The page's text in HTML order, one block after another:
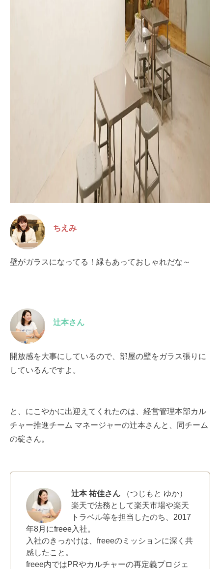
ちえみ
壁がガラスになってる！緑もあっておしゃれだな～
辻本さん
開放感を大事にしているので、部屋の壁をガラス張りに
しているんですよ。
と、にこやかに出迎えてくれたのは、経営管理本部カル
チャー推進チーム マネージャーの辻本さんと、同チーム
の碇さん。
辻本 祐佳さん
（つじもと ゆか）
楽天で法務として楽天市場や楽天
トラベル等を担当したのち、2017
年8月にfreee入社。
入社のきっかけは、freeeのミッションに深く共
感したこと。
freee内ではPRやカルチャーの再定義プロジェ